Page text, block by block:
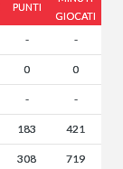
PUNTI
GIOCATI
- -
0 0
- -
183 421
308 719